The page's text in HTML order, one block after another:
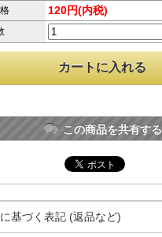
120円(内税)
この商品を共有する
基づく表記 (返品など)